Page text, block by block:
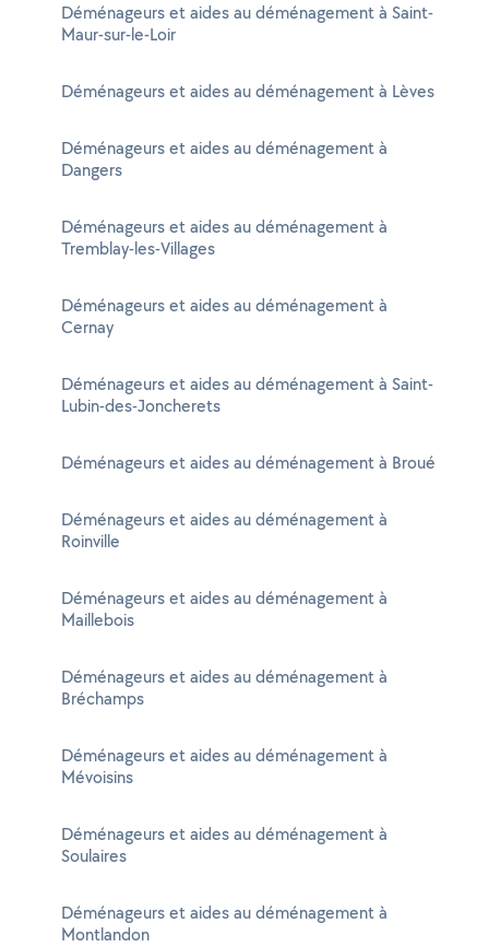
Déménageurs et aides au déménagement à Saint-
Maur-sur-le-Loir
Déménageurs et aides au déménagement à Lèves
Déménageurs et aides au déménagement à
Dangers
Déménageurs et aides au déménagement à
Tremblay-les-Villages
Déménageurs et aides au déménagement à
Cernay
Déménageurs et aides au déménagement à Saint-
Lubin-des-Joncherets
Déménageurs et aides au déménagement à Broué
Déménageurs et aides au déménagement à
Roinville
Déménageurs et aides au déménagement à
Maillebois
Déménageurs et aides au déménagement à
Bréchamps
Déménageurs et aides au déménagement à
Mévoisins
Déménageurs et aides au déménagement à
Soulaires
Déménageurs et aides au déménagement à
Montlandon